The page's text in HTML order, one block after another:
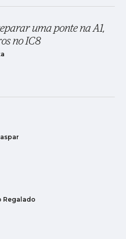
uma ponte na A1,
no IC8
Regalado